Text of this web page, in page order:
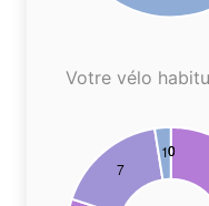
Votre vélo